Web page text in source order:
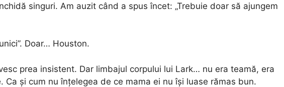
singuri. Am auzit când a spus încet: „Trebuie doar să ajungem
Doar… Houston.
prea insistent. Dar limbajul corpului lui Lark… nu era teamă, era
Ca și cum nu înțelegea de ce mama ei nu își luase rămas bun.